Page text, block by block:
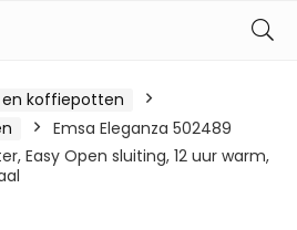
koffiepotten
Emsa Eleganza 502489
Easy Open sluiting, 12 uur warm,